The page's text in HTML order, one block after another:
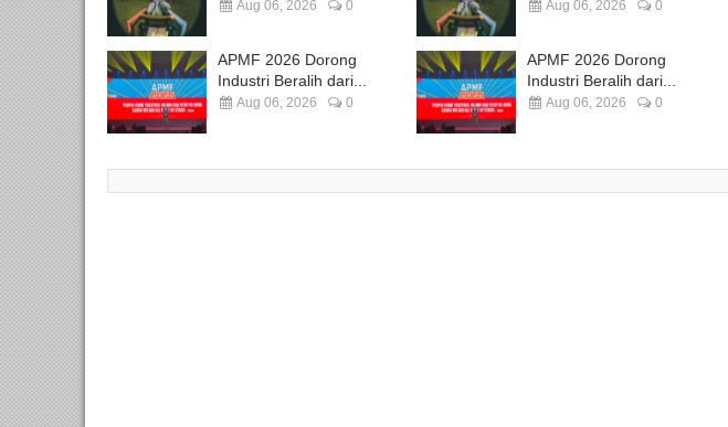
Aug 06, 2026 0
APMF 2026 Dorong
Industri Beralih dari...
Aug 06, 2026 0
Aug 06, 2026 0
APMF 2026 Dorong
Industri Beralih dari...
Aug 06, 2026 0